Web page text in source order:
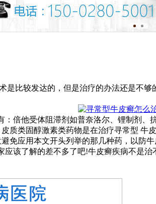
是比较发达的，但是治疗的办法还是不
他受体阻滞剂如普奈洛尔、锂制剂、
质类固醇激素类药物是在治疗寻常型 牛
应用本文开头列举的那几种药，以防牛
了解的差不多了吧!牛皮癣疾病不是治